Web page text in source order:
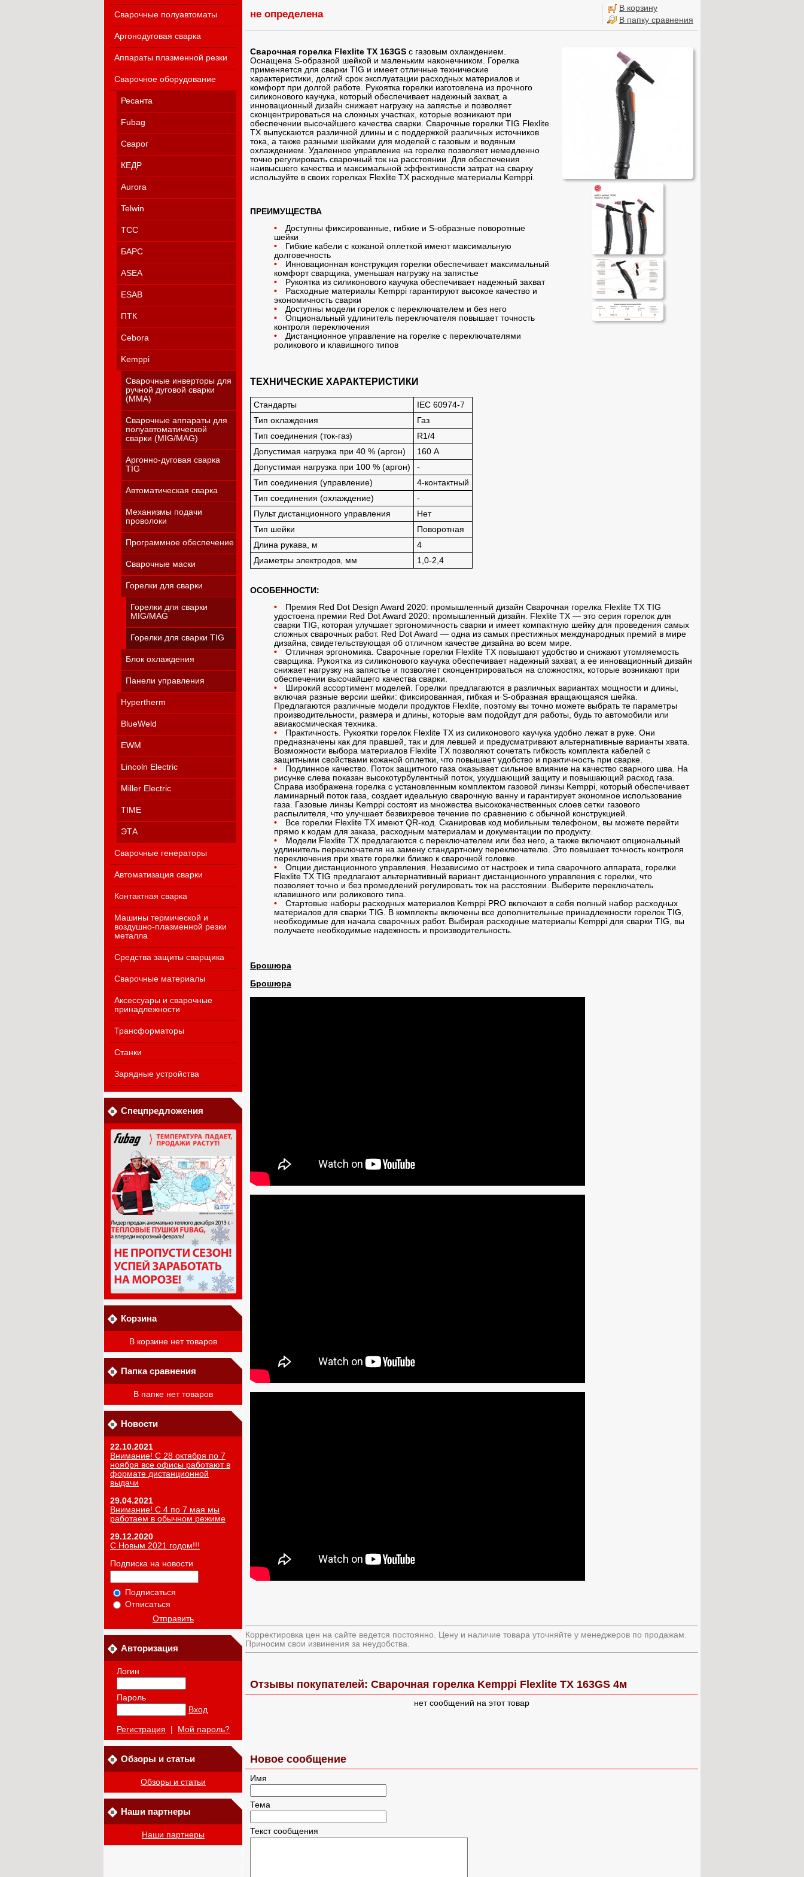
Сварочные полуавтоматы
Аргонодуговая сварка
Аппараты плазменной резки
Сварочное оборудование
Ресанта
Fubag
Сварог
КЕДР
Aurora
Telwin
ТСС
БАРС
ASEA
ESAB
ПТК
Cebora
Kemppi
Сварочные инверторы для
ручной дуговой сварки
(MMA)
Сварочные аппараты для
полуавтоматической
сварки (MIG/MAG)
Аргонно-дуговая сварка
TIG
Автоматическая сварка
Механизмы подачи
проволоки
Программное обеспечение
Сварочные маски
Горелки для сварки
Горелки для сварки
MIG/MAG
Горелки для сварки TIG
Блок охлаждения
Панели управления
Hypertherm
BlueWeld
EWM
Lincoln Electric
Miller Electric
TIME
ЭТА
Сварочные генераторы
Автоматизация сварки
Контактная сварка
Машины термической и
воздушно-плазменной резки
металла
Средства защиты сварщика
Сварочные материалы
Аксессуары и сварочные
принадлежности
Трансформаторы
Станки
Зарядные устройства
Спецпредложения
Корзина
В корзине нет товаров
Папка сравнения
В папке нет товаров
Новости
22.10.2021
Внимание! С 28 октября по 7
ноября все офисы работают в
формате дистанционной
выдачи
29.04.2021
Внимание! С 4 по 7 мая мы
работаем в обычном режиме
29.12.2020
С Новым 2021 годом!!!
Подписка на новости
Подписаться
Отписаться
Отправить
Авторизация
Логин
Пароль
Вход
Регистрация Мой пароль?
Обзоры и статьи
Обзоры и статьи
Наши партнеры
Наши партнеры
не определена
В корзину
В папку сравнения
Сварочная горелка Flexlite TX 163GS с газовым охлаждением.
Оснащена S-образной шейкой и маленьким наконечником. Горелка
применяется для сварки TIG и имеет отличные технические
характеристики, долгий срок эксплуатации расходных материалов и
комфорт при долгой работе. Рукоятка горелки изготовлена из прочного
силиконового каучука, который обеспечивает надежный захват, а
инновационный дизайн снижает нагрузку на запястье и позволяет
сконцентрироваться на сложных участках, которые возникают при
обеспечении высочайшего качества сварки. Сварочные горелки TIG Flexlite
TX выпускаются различной длины и с поддержкой различных источников
тока, а также разными шейками для моделей с газовым и водяным
охлаждением. Удаленное управление на горелке позволяет немедленно
точно регулировать сварочный ток на расстоянии. Для обеспечения
наивысшего качества и максимальной эффективности затрат на сварку
используйте в своих горелках Flexlite TX расходные материалы Kemppi.
ПРЕИМУЩЕСТВА
Доступны фиксированные, гибкие и S-образные поворотные
шейки
Гибкие кабели с кожаной оплеткой имеют максимальную
долговечность
Инновационная конструкция горелки обеспечивает максимальный
комфорт сварщика, уменьшая нагрузку на запястье
Рукоятка из силиконового каучука обеспечивает надежный захват
Расходные материалы Kemppi гарантируют высокое качество и
экономичность сварки
Доступны модели горелок с переключателем и без него
Опциональный удлинитель переключателя повышает точность
контроля переключения
Дистанционное управление на горелке с переключателями
роликового и клавишного типов
ТЕХНИЧЕСКИЕ ХАРАКТЕРИСТИКИ
Стандарты
IEC 60974-7
Тип охлаждения
Газ
Тип соединения (ток-газ)
R1/4
Допустимая нагрузка при 40 % (аргон)
160 А
Допустимая нагрузка при 100 % (аргон)
-
Тип соединения (управление)
4-контактный
Тип соединения (охлаждение)
-
Пульт дистанционного управления
Нет
Тип шейки
Поворотная
Длина рукава, м
4
Диаметры электродов, мм
1,0-2,4
ОСОБЕННОСТИ:
Премия Red Dot Design Award 2020: промышленный дизайн Сварочная горелка Flexlite TX TIG
удостоена премии Red Dot Award 2020: промышленный дизайн. Flexlite TX — это серия горелок для
сварки TIG, которая улучшает эргономичность сварки и имеет компактную шейку для проведения самых
сложных сварочных работ. Red Dot Award — одна из самых престижных международных премий в мире
дизайна, свидетельствующая об отличном качестве дизайна во всем мире.
Отличная эргономика. Сварочные горелки Flexlite TX повышают удобство и снижают утомляемость
сварщика. Рукоятка из силиконового каучука обеспечивает надежный захват, а ее инновационный дизайн
снижает нагрузку на запястье и позволяет сконцентрироваться на сложностях, которые возникают при
обеспечении высочайшего качества сварки.
Широкий ассортимент моделей. Горелки предлагаются в различных вариантах мощности и длины,
включая разные версии шейки: фиксированная, гибкая и·S-образная вращающаяся шейка.
Предлагаются различные модели продуктов Flexlite, поэтому вы точно можете выбрать те параметры
производительности, размера и длины, которые вам подойдут для работы, будь то автомобили или
авиакосмическая техника.
Практичность. Рукоятки горелок Flexlite TX из силиконового каучука удобно лежат в руке. Они
предназначены как для правшей, так и для левшей и предусматривают альтернативные варианты хвата.
Возможности выбора материалов Flexlite TX позволяют сочетать гибкость комплекта кабелей с
защитными свойствами кожаной оплетки, что повышает удобство и практичность при сварке.
Подлинное качество. Поток защитного газа оказывает сильное влияние на качество сварного шва. На
рисунке слева показан высокотурбулентный поток, ухудшающий защиту и повышающий расход газа.
Справа изображена горелка с установленным комплектом газовой линзы Kemppi, который обеспечивает
ламинарный поток газа, создает идеальную сварочную ванну и гарантирует экономное использование
газа. Газовые линзы Kemppi состоят из множества высококачественных слоев сетки газового
распылителя, что улучшает безвихревое течение по сравнению с обычной конструкцией.
Все горелки Flexlite TX имеют QR-код. Сканировав код мобильным телефоном, вы можете перейти
прямо к кодам для заказа, расходным материалам и документации по продукту.
Модели Flexlite TX предлагаются с переключателем или без него, а также включают опциональный
удлинитель переключателя на замену стандартному переключателю. Это повышает точность контроля
переключения при хвате горелки близко к сварочной головке.
Опции дистанционного управления. Независимо от настроек и типа сварочного аппарата, горелки
Flexlite TX TIG предлагают альтернативный вариант дистанционного управления с горелки, что
позволяет точно и без промедлений регулировать ток на расстоянии. Выберите переключатель
клавишного или роликового типа.
Стартовые наборы расходных материалов Kemppi PRO включают в себя полный набор расходных
материалов для сварки TIG. В комплекты включены все дополнительные принадлежности горелок TIG,
необходимые для начала сварочных работ. Выбирая расходные материалы Kemppi для сварки TIG, вы
получаете необходимые надежность и производительность.
Брошюра
Брошюра
Корректировка цен на сайте ведется постоянно. Цену и наличие товара уточняйте у менеджеров по продажам.
Приносим свои извинения за неудобства.
Отзывы покупателей: Сварочная горелка Kemppi Flexlite TX 163GS 4м
нет сообщений на этот товар
Новое сообщение
Имя
Тема
Текст сообщения